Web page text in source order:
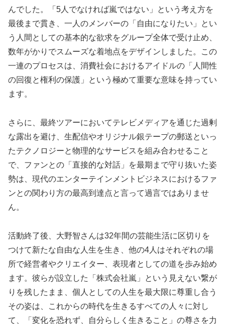
んでした。「5人でなければ嵐ではない」という考え方を
最後まで貫き、一人のメンバーの「自由になりたい」とい
う人間としての基本的な欲求をグループ全体で受け止め、
数年がかりでスムーズな着地点をデザインしました。この
一連のプロセスは、消費社会におけるアイドルの「人間性
の回復と権利の保護」という極めて重要な意味を持ってい
ます。
さらに、最終ツアーにおいてテレビメディアを通じた過剰
な露出を避け、生配信やオリジナル銀テープの郵送といっ
たテクノロジーと物理的なサービスを組み合わせること
で、ファンとの「直接的な対話」を最期まで守り抜いた姿
勢は、現代のエンターテインメントビジネスにおけるファ
ンとの関わり方の最高到達点と言って過言ではありませ
ん。
活動終了後、大野智さんは32年間の芸能生活に区切りを
つけて新たな自由な人生を生き、他の4人はそれぞれの場
所で経営者やクリエイター、表現者としての道を歩み始め
ます。彼らが設立した「株式会社嵐」という見えない繋が
りを残したまま、個人としての人生を最大限に尊重し合う
その姿は、これからの時代を生きるすべての人々に対し
て、「変化を恐れず、自分らしく生きること」の尊さを力